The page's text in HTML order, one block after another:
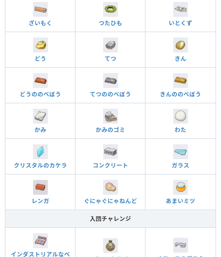
ざいもく つたひも いとくず
どう てつ きん
どうののべぼう てつののべぼう きんののべぼう
かみ かみのゴミ わた
クリスタルのカケラ コンクリート ガラス
レンガ ぐにゃぐにゃねんど あまいミツ
入団チャレンジ
インダストリアルなベ